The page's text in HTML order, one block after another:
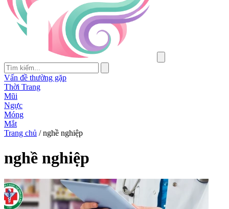
Vấn đề thường gặp
Thời Trang
Mũi
Ngực
Móng
Mắt
Trang chủ / nghề nghiệp
nghề nghiệp